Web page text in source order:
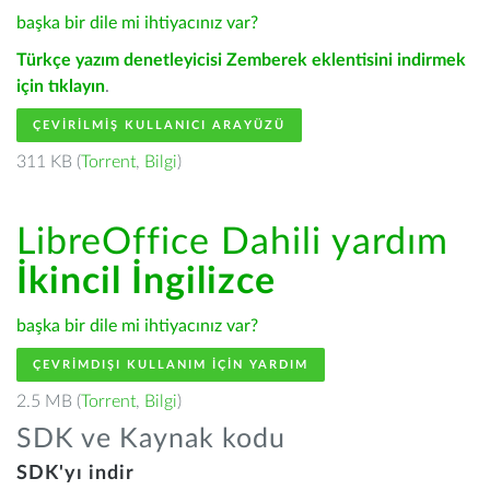
başka bir dile mi ihtiyacınız var?
Türkçe yazım denetleyicisi Zemberek eklentisini indirmek
için tıklayın.
ÇEVIRILMIŞ KULLANICI ARAYÜZÜ
311 KB (Torrent, Bilgi)
LibreOffice Dahili yardım
İkincil İngilizce
başka bir dile mi ihtiyacınız var?
ÇEVRIMDIŞI KULLANIM IÇIN YARDIM
2.5 MB (Torrent, Bilgi)
SDK ve Kaynak kodu
SDK'yı indir